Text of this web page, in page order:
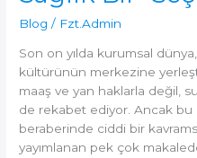
Blog / Fzt.Admin
Son on yılda kurumsal
kültürünün merkezine
maaş ve yan haklarla değil,
de rekabet ediyor. Ancak
beraberinde ciddi bir
yayımlanan pek çok